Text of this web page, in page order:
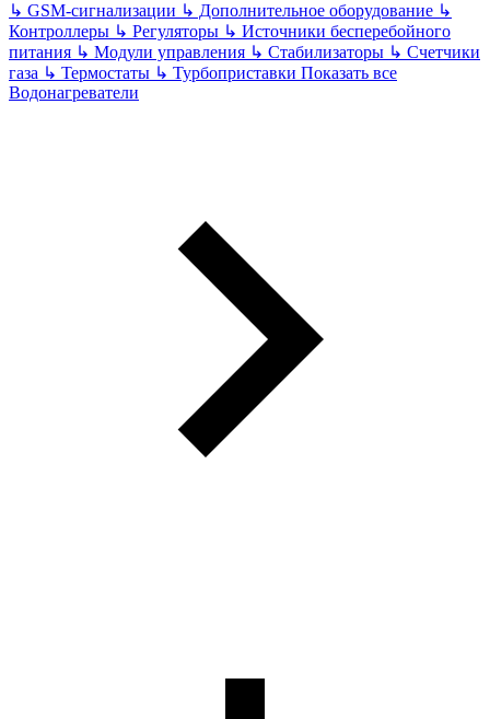
↳ GSM-сигнализации ↳ Дополнительное оборудование ↳
Контроллеры ↳ Регуляторы ↳ Источники бесперебойного
питания ↳ Модули управления ↳ Стабилизаторы ↳ Счетчики
газа ↳ Термостаты ↳ Турбоприставки Показать все
Водонагреватели